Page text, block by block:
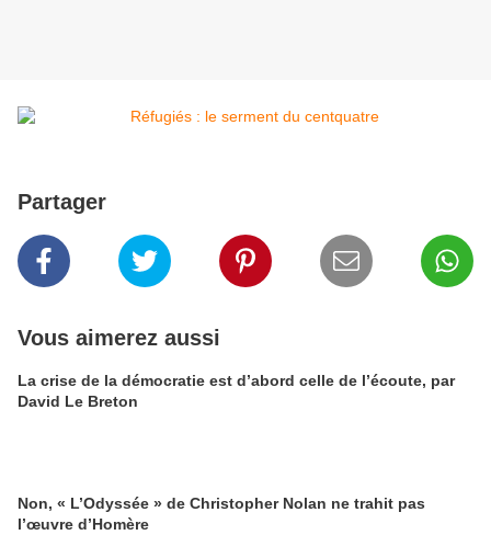
Partager
Vous aimerez aussi
La crise de la démocratie est d’abord celle de l’écoute, par
David Le Breton
Non, « L’Odyssée » de Christopher Nolan ne trahit pas
l’œuvre d’Homère